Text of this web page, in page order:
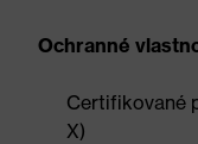
Ochranné
Certifikované
X)